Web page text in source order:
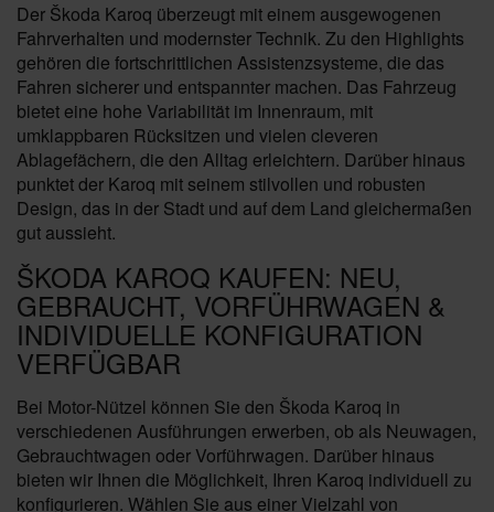
Der Škoda Karoq überzeugt mit einem ausgewogenen
Fahrverhalten und modernster Technik. Zu den Highlights
gehören die fortschrittlichen Assistenzsysteme, die das
Fahren sicherer und entspannter machen. Das Fahrzeug
bietet eine hohe Variabilität im Innenraum, mit
umklappbaren Rücksitzen und vielen cleveren
Ablagefächern, die den Alltag erleichtern. Darüber hinaus
punktet der Karoq mit seinem stilvollen und robusten
Design, das in der Stadt und auf dem Land gleichermaßen
gut aussieht.
ŠKODA KAROQ KAUFEN: NEU,
GEBRAUCHT, VORFÜHRWAGEN &
INDIVIDUELLE KONFIGURATION
VERFÜGBAR
Bei Motor-Nützel können Sie den Škoda Karoq in
verschiedenen Ausführungen erwerben, ob als Neuwagen,
Gebrauchtwagen oder Vorführwagen. Darüber hinaus
bieten wir Ihnen die Möglichkeit, Ihren Karoq individuell zu
konfigurieren. Wählen Sie aus einer Vielzahl von